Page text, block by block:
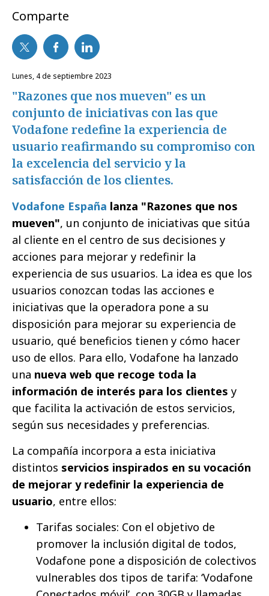
Comparte
lunes, 4 de septiembre 2023
"Razones que nos mueven" es un
conjunto de iniciativas con las que
Vodafone redefine la experiencia de
usuario reafirmando su compromiso con
la excelencia del servicio y la
satisfacción de los clientes.
Vodafone España lanza "Razones que nos
mueven", un conjunto de iniciativas que sitúa
al cliente en el centro de sus decisiones y
acciones para mejorar y redefinir la
experiencia de sus usuarios. La idea es que los
usuarios conozcan todas las acciones e
iniciativas que la operadora pone a su
disposición para mejorar su experiencia de
usuario, qué beneficios tienen y cómo hacer
uso de ellos. Para ello, Vodafone ha lanzado
una nueva web que recoge toda la
información de interés para los clientes y
que facilita la activación de estos servicios,
según sus necesidades y preferencias.
La compañía incorpora a esta iniciativa
distintos servicios inspirados en su vocación
de mejorar y redefinir la experiencia de
usuario, entre ellos:
Tarifas sociales: Con el objetivo de
promover la inclusión digital de todos,
Vodafone pone a disposición de colectivos
vulnerables dos tipos de tarifa: ‘Vodafone